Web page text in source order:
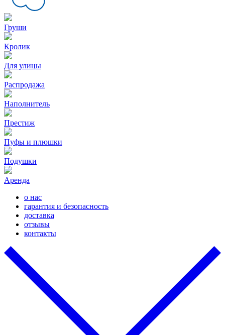
Груши
Кролик
Для улицы
Распродажа
Наполнитель
Престиж
Пуфы и плюшки
Подушки
Аренда
о нас
гарантия и безопасность
доставка
отзывы
контакты